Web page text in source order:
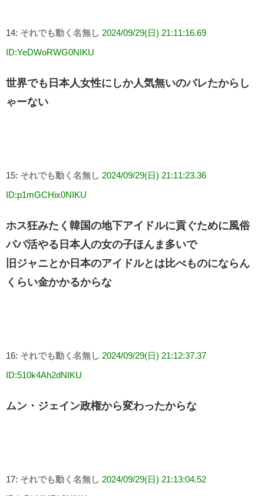
14: それでも動く名無し 2024/09/29(日) 21:11:16.69
ID:YeDWoRWG0NIKU
世界でも日本人女性にしか人気無いのバレたからし
ゃーない
15: それでも動く名無し 2024/09/29(日) 21:11:23.36
ID:p1mGCHix0NIKU
ホス狂みたく韓国の地下アイドルに貢ぐために風俗
パパ活やる日本人の女の子ほんま多いで
旧ジャニとか日本のアイドルとは比べものにならん
くらい金かかるからな
16: それでも動く名無し 2024/09/29(日) 21:12:37.37
ID:510k4Ah2dNIKU
ムン・ジェイン政権から変わったからな
17: それでも動く名無し 2024/09/29(日) 21:13:04.52